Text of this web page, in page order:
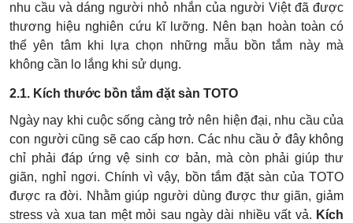
nhu cầu và dáng người nhỏ nhắn của người Việt đã được
thương hiệu nghiên cứu kĩ lưỡng. Nên bạn hoàn toàn có
thể yên tâm khi lựa chọn những mẫu bồn tắm này mà
không cần lo lắng khi sử dụng.
2.1. Kích thước bồn tắm đặt sàn TOTO
Ngày nay khi cuộc sống càng trở nên hiện đại, nhu cầu của
con người cũng sẽ cao cấp hơn. Các nhu cầu ở đây không
chỉ phải đáp ứng vệ sinh cơ bản, mà còn phải giúp thư
giãn, nghỉ ngơi. Chính vì vậy, bồn tắm đặt sàn của TOTO
được ra đời. Nhằm giúp người dùng được thư giãn, giảm
stress và xua tan mệt mỏi sau ngày dài nhiều vất vả. Kích